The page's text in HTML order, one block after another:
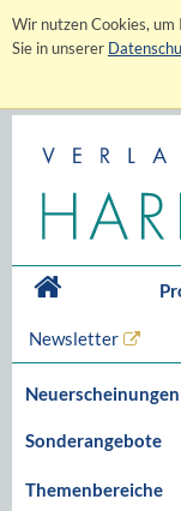
Wir nutzen Cookies,
Sie in unserer
Newsletter
Neuerscheinungen
Sonderangebote
Themenbereiche